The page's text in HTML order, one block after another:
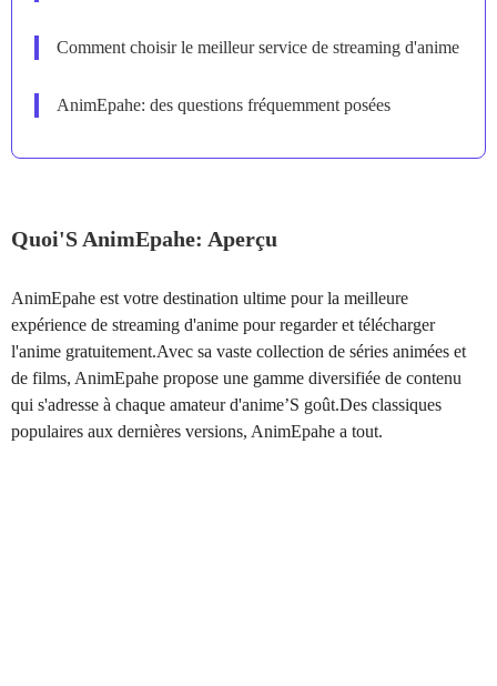
Comment choisir le meilleur service de streaming d'anime
AnimEpahe: des questions fréquemment posées
Quoi'S AnimEpahe: Aperçu
AnimEpahe est votre destination ultime pour la meilleure
expérience de streaming d'anime pour regarder et télécharger
l'anime gratuitement.Avec sa vaste collection de séries animées et
de films, AnimEpahe propose une gamme diversifiée de contenu
qui s'adresse à chaque amateur d'anime’S goût.Des classiques
populaires aux dernières versions, AnimEpahe a tout.